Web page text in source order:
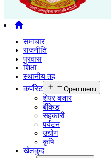
समाचार
राजनीति
प्रवास
शिक्षा
स्थानीय तह
कर्पाेरेट
Open menu
शेयर बजार
बैंकिङ
सहकारी
पर्यटन
उद्योग
कृषि
खेलकुद